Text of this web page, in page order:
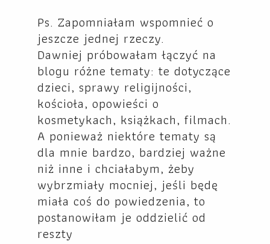
Ps. Zapomniałam wspomnieć o
jeszcze jednej rzeczy.
Dawniej próbowałam łączyć na
blogu różne tematy: te dotyczące
dzieci, sprawy religijności,
kościoła, opowieści o
kosmetykach, książkach, filmach.
A ponieważ niektóre tematy są
dla mnie bardzo, bardziej ważne
niż inne i chciałabym, żeby
wybrzmiały mocniej, jeśli będę
miała coś do powiedzenia, to
postanowiłam je oddzielić od
reszty